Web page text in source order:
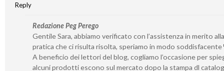
Reply
Redazione Peg Perego
Gentile Sara, abbiamo verificato con l’assistenza in merito
pratica che ci risulta risolta, speriamo in modo soddisfacente
A beneficio dei lettori del blog, cogliamo l’occasione per
alcuni prodotti escono sul mercato dopo la stampa dl